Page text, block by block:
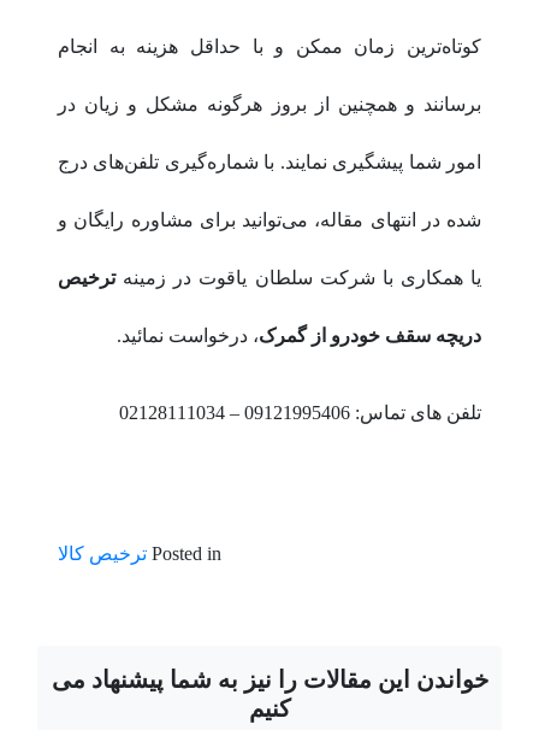
کوتاه‌ترین زمان ممکن و با حداقل هزینه به انجام
برسانند و همچنین از بروز هرگونه مشکل و زیان در
امور شما پیشگیری نمایند. با شماره‌گیری تلفن‌های درج
شده در انتهای مقاله، می‌توانید برای مشاوره رایگان و
یا همکاری با شرکت سلطان یاقوت در زمینهترخیص
دریچه سقف خودرو از گمرک، درخواست نمائید.
تلفن های تماس: 09121995406 – 02128111034
Posted in ترخیص کالا
خواندن این مقالات را نیز به شما پیشنهاد می
کنیم